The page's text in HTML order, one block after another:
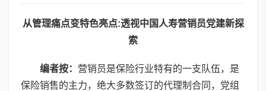
从管理痛点变特色亮点:透视中国人寿营销员党建新探
索
编者按： 营销员是保险行业特有的一支队伍，是
保险销售的主力，绝大多数签订的代理制合同，党组